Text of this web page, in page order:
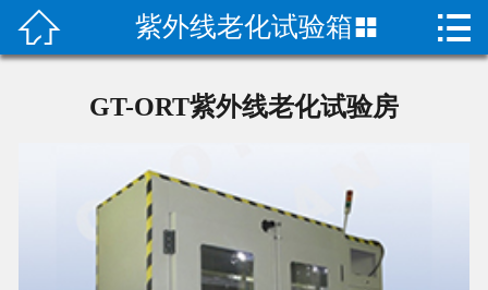
 首页
成功案例
荣誉资质
 紫外线老化试验箱 
GT-ORT紫外线老化试验房